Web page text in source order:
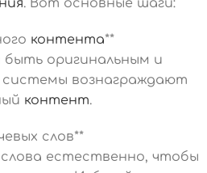
. Вот основные шаги:
контента**
быть оригинальным и
системы вознаграждают
контент.
слов**
естественно, чтобы